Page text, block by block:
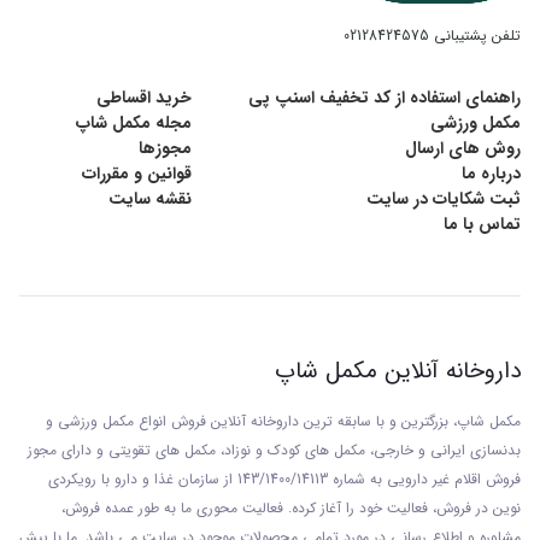
پودر مکمل گلوتامین طعم‌ دار نوتریمد
پودر گلوتامین خالص می باشد. این مکمل جهت
مصرف بهتر و دلچسب تر حاوی طعم دهنده لذیذ نیز
در دنیای بدنسازی مکمل‌ های مختلفی برای عضله‌
سازی مانندمکمل پروتئین وی،مکمل گینر افزایش وزن
تلفن پشتیبانی 02128424575
راهنمای استفاده از کد تخفیف اسنپ پی
خرید اقساطی
مکمل ورزشی
مجله مکمل شاپ
روش های ارسال
مجوزها
درباره ما
قوانین و مقررات
ثبت شکایات در سایت
نقشه سایت
تماس با ما
داروخانه آنلاین مکمل شاپ
مکمل شاپ، بزرگترین و با سابقه ترین داروخانه آنلاین فروش انواع مکمل ورزشی و
بدنسازی ایرانی و خارجی، مکمل های کودک و نوزاد، مکمل های تقویتی و دارای مجوز
فروش اقلام غیر دارویی به شماره 143/1400/14113 از
سازمان غذا و دارو با رويکردی
نوين در فروش، فعاليت خود را آغاز کرده. فعاليت محوری ما به طور عمده فروش،